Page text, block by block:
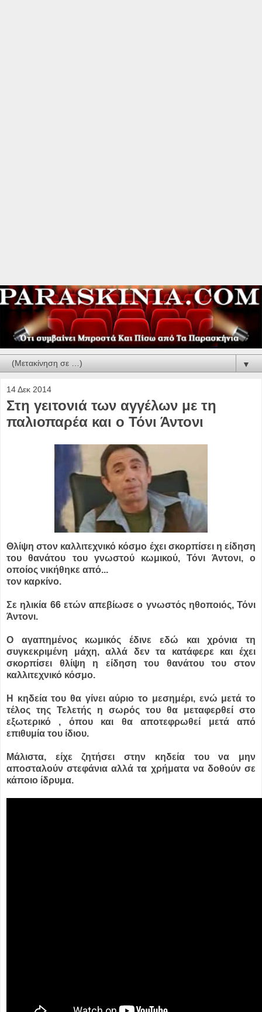
▼
14 Δεκ 2014
Στη γειτονιά των αγγέλων με τη
παλιοπαρέα και ο Τόνι Άντονι
Θλίψη στον καλλιτεχνικό κόσμο έχει σκορπίσει η είδηση
του θανάτου του γνωστού κωμικού, Τόνι Άντονι, ο
οποίος νικήθηκε από...
τον καρκίνο.
Σε ηλικία 66 ετών απεβίωσε ο γνωστός ηθοποιός, Τόνι
Άντονι.
Ο αγαπημένος κωμικός έδινε εδώ και χρόνια τη
συγκεκριμένη μάχη, αλλά δεν τα κατάφερε και έχει
σκορπίσει θλίψη η είδηση του θανάτου του στον
καλλιτεχνικό κόσμο.
Η κηδεία του θα γίνει αύριο το μεσημέρι, ενώ μετά το
τέλος της Τελετής η σωρός του θα μεταφερθεί στο
εξωτερικό , όπου και θα αποτεφρωθεί μετά από
επιθυμία του ίδιου.
Μάλιστα, είχε ζητήσει στην κηδεία του να μην
αποσταλούν στεφάνια αλλά τα χρήματα να δοθούν σε
κάποιο ίδρυμα.